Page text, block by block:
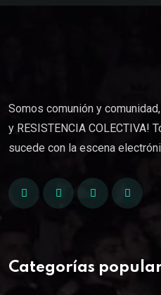
Somos comunión y
y RESISTENCIA COLECTIVA!
sucede con la escena
Categorías